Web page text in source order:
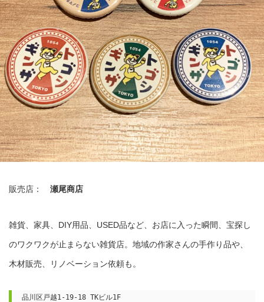
販売店： 瀬尾商店
雑貨、家具、DIY用品、USED品など、お店に入った瞬間、宝探し
のワクワクが止まらない雑貨店。地域の作家さんの手作り品や、
木材販売、リノベーション依頼も。
品川区戸越1-19-18 TKビル1F